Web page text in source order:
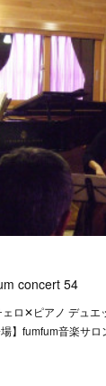
concert 54
ロ✕ピアノ デュエ
】fumfum音楽サロ